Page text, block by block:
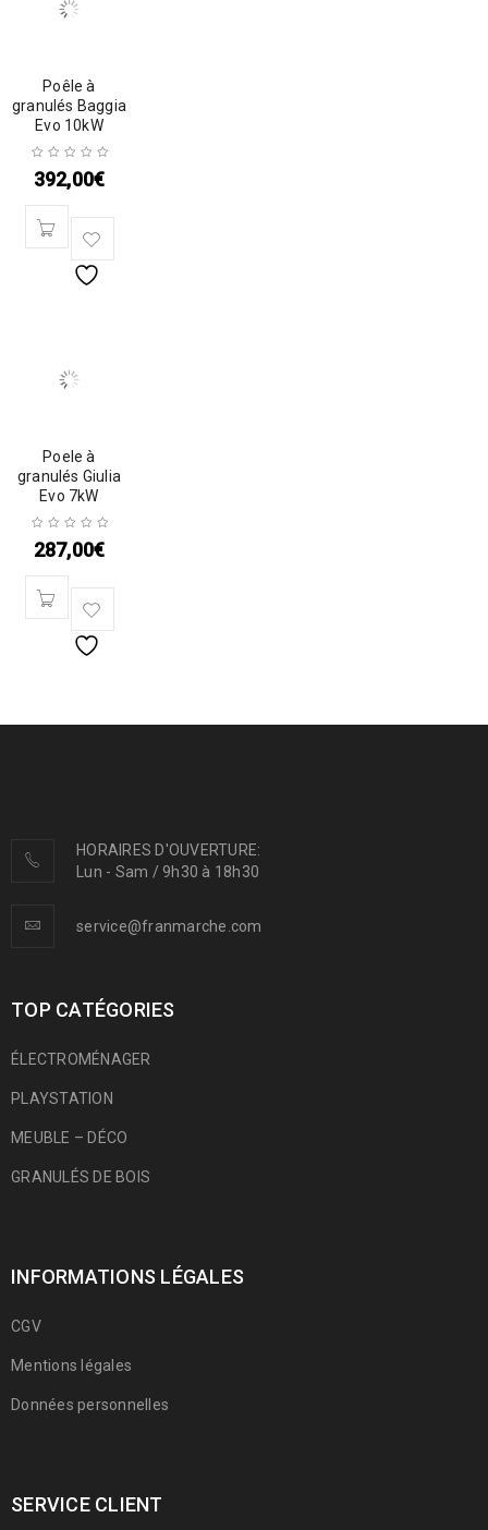
Poêle à
granulés Baggia
Evo 10kW
392,00€
Poele à
granulés Giulia
Evo 7kW
287,00€
HORAIRES D'OUVERTURE:
Lun - Sam / 9h30 à 18h30
service@franmarche.com
TOP CATÉGORIES
ÉLECTROMÉNAGER
PLAYSTATION
MEUBLE – DÉCO
GRANULÉS DE BOIS
INFORMATIONS LÉGALES
CGV
Mentions légales
Données personnelles
SERVICE CLIENT